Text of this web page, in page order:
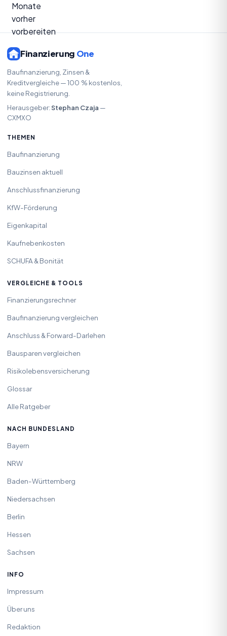
Finanzierung One
Baufinanzierung, Zinsen &
Kreditvergleiche — 100 % kostenlos,
keine Registrierung.
Herausgeber:Stephan Czaja —
CXMXO
THEMEN
Baufinanzierung
Bauzinsen aktuell
Anschlussfinanzierung
KfW-Förderung
Eigenkapital
Kaufnebenkosten
SCHUFA & Bonität
VERGLEICHE & TOOLS
Finanzierungsrechner
Baufinanzierung vergleichen
Anschluss & Forward-Darlehen
Bausparen vergleichen
Risikolebensversicherung
Glossar
Alle Ratgeber
NACH BUNDESLAND
Bayern
NRW
Baden-Württemberg
Niedersachsen
Berlin
Hessen
Sachsen
INFO
Impressum
Über uns
Redaktion